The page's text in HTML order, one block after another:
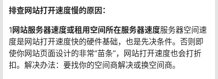
排查网站打开速度慢的原因：
1 网站服务器速度或租用空间所在服务器速度服务器空间速
度是网站打开速度快的硬件基础，也是先决条件。否则即
使你网站页面设计的非常”苗条”，网站打开速度也会打折
扣。解决办法：要找你的空间商解决或换空间商。